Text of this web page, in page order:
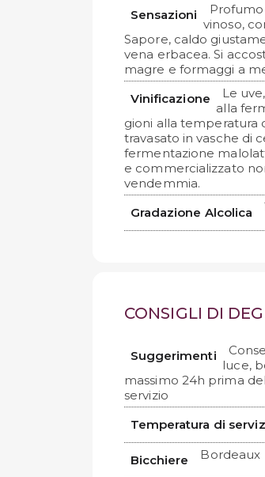
Sensazioni
vinoso,
Sapore, caldo
vena erbacea. Si
magre e formaggi a
Vinificazione
Le
alla
gioni alla temperatura
travasato in vasche di
fermentazione
e commercializzato
vendemmia.
Gradazione Alcolica
CONSIGLI DI
Suggerimenti
luce,
massimo 24h prima
servizio
Temperatura di
Bicchiere Bordeaux